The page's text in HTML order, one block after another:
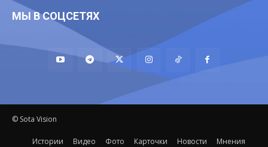
МЫ В СОЦСЕТЯХ
© Sota Vision
Истории Видео Фото Карточки Новости Мнения